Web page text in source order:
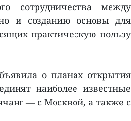
сотрудничества между
и созданию основы для
практическую пользу
о планах открытия
наиболее известные
— с Москвой, а также с